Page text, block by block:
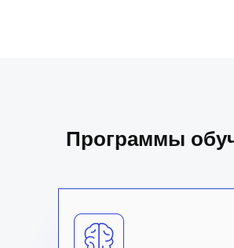
Программы